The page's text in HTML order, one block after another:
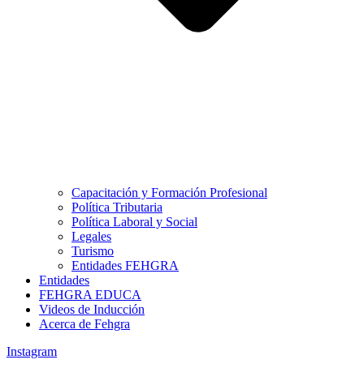
Capacitación y Formación Profesional
Política Tributaria
Política Laboral y Social
Legales
Turismo
Entidades FEHGRA
Entidades
FEHGRA EDUCA
Videos de Inducción
Acerca de Fehgra
Instagram